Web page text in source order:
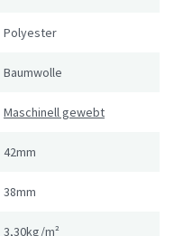
Polyester
Baumwolle
Maschinell gewebt
42mm
38mm
3,30kg/m²